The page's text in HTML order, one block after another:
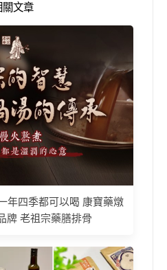
關文章
年四季都可以喝 康寶藥燉
牌 老祖宗藥膳排骨